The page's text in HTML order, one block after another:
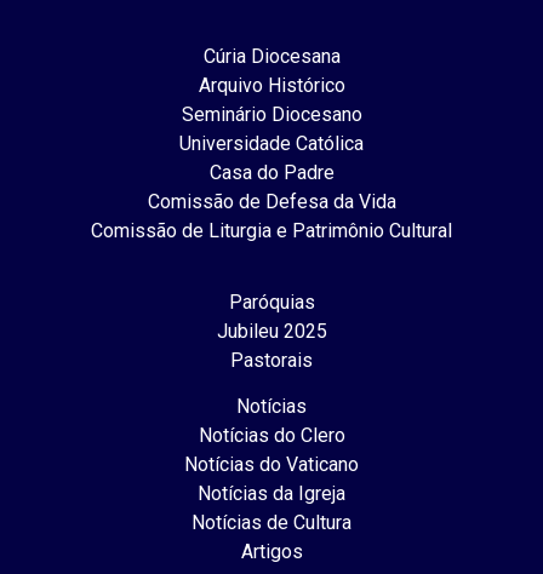
Cúria Diocesana
Arquivo Histórico
Seminário Diocesano
Universidade Católica
Casa do Padre
Comissão de Defesa da Vida
Comissão de Liturgia e Patrimônio Cultural
Paróquias
Jubileu 2025
Pastorais
Notícias
Notícias do Clero
Notícias do Vaticano
Notícias da Igreja
Notícias de Cultura
Artigos